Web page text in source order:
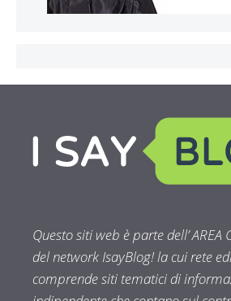
Questo siti web è parte dell’ AREA
del network IsayBlog! la cui rete
comprende siti tematici di